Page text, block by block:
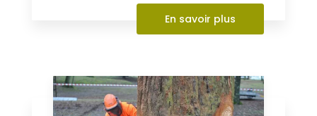
En savoir plus